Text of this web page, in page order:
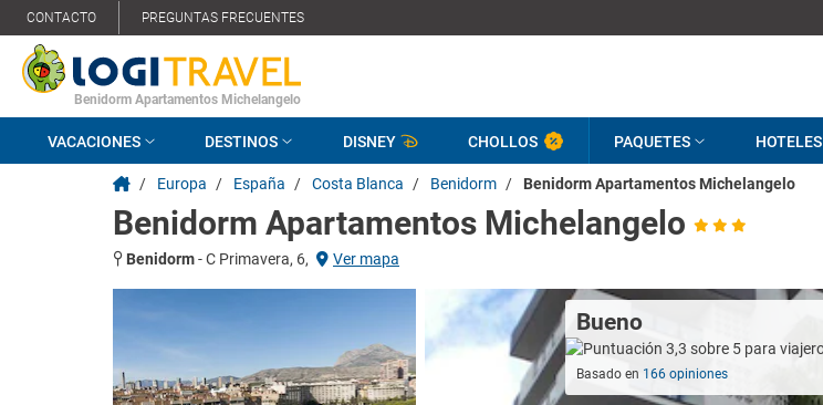
CONTACTO PREGUNTAS FRECUENTES
Benidorm Apartamentos Michelangelo
VACACIONES DESTINOS DISNEY CHOLLOS PAQUETES HOTELES
/ Europa / España / Costa Blanca / Benidorm / Benidorm Apartamentos Michelangelo
Benidorm Apartamentos Michelangelo
Benidorm-C Primavera, 6, Ver mapa
Bueno
Basado en 166 opiniones